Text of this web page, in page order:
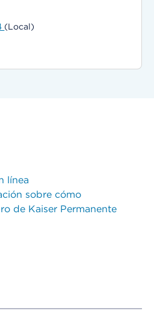
(Local)
línea
sobre cómo
de Kaiser Permanente